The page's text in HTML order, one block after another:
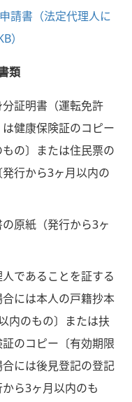
請書（法定代理人に
）
類
証明書（運転免許
健康保険証のコピー
もの〕または住民票の
行から3ヶ月以内の
原紙（発行から3ヶ
であることを証する
には本人の戸籍抄本
内のもの〕または扶
のコピー〔有効期限
には後見登記の登記
ら3ヶ月以内のも